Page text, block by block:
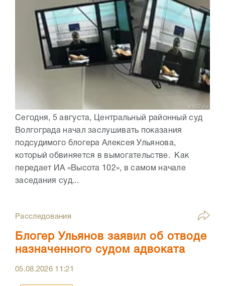
Сегодня, 5 августа, Центральный районный суд
Волгограда начал заслушивать показания
подсудимого блогера Алексея Ульянова,
который обвиняется в вымогательстве. Как
передает ИА «Высота 102», в самом начале
заседания суд...
Расследования
Блогер Ульянов заявил об отводе
назначенного судом адвоката
05.08.2026 11:21